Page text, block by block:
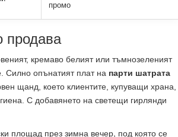
промо
продава
кремаво белият или тъмнозеленият
Силно опънатият плат на парти шатрата
щанд, което клиентите, купуващи храна,
С добавянето на светещи гирлянди